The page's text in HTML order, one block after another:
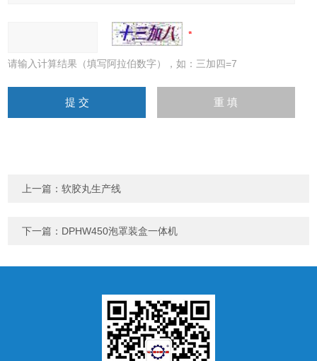
请输入计算结果（填写阿拉伯数字），如：三加四=7
上一篇：软胶丸生产线
下一篇： DPHW450泡罩装盒一体机